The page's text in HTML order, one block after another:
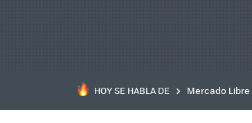
HOY SE HABLA DE Mercado Libre